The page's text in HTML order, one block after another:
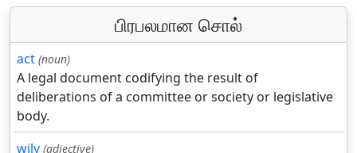
பிரபலமான சொல்
act (noun)
A legal document codifying the result of
deliberations of a committee or society or legislative
body.
wily (adjective)